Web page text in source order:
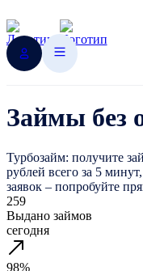
Займы без
Турбозайм: получите
рублей всего за 5
заявок – попробуйте
259
Выдано займов
сегодня
98%